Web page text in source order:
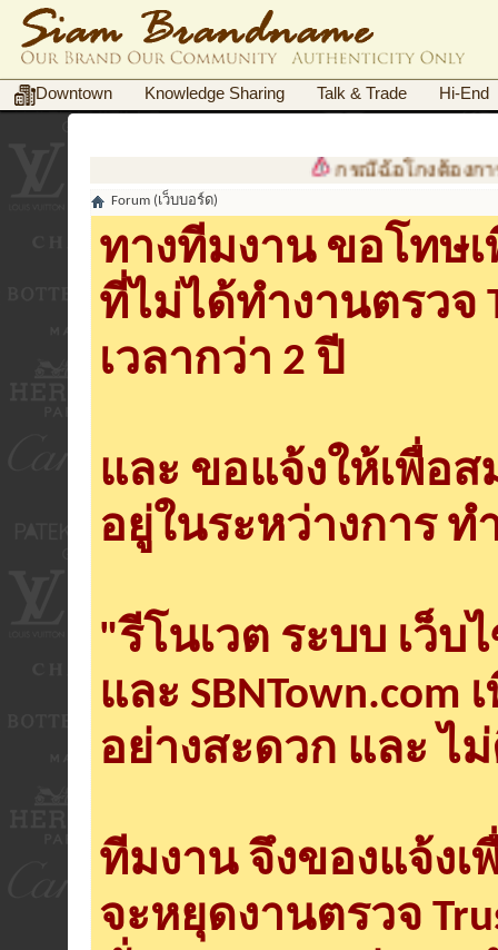
Downtown Knowledge Sharing Talk & Trade Hi-End
กรณีฉ้อโกงต้องการเอกสา
Forum (เว็บบอร์ด)
ทางทีมงาน ขอโทษ
ที่ไม่ได้ทำงานตรวจ
เวลากว่า 2 ปี
และ ขอแจ้งให้เพื่อ
อยู่ในระหว่างการ ท
"รีโนเวต ระบบ เว็บ
และ
อย่างสะดวก และ ไ
ทีมงาน จึงของแจ้ง
จะหยุดงานตรวจ